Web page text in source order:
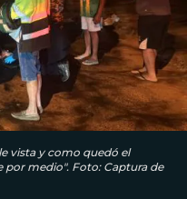
vista y como quedó el
medio". Foto: Captura de